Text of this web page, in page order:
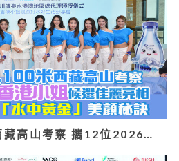
高山考察 攜12位2026…